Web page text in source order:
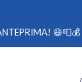
😄📮💰